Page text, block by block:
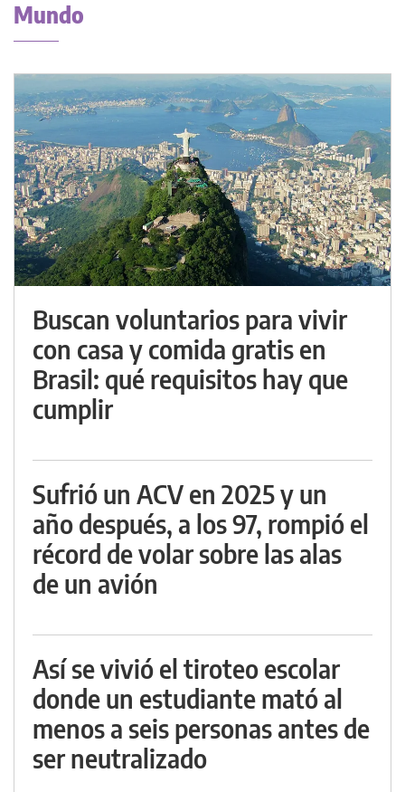
Mundo
Buscan voluntarios para vivir
con casa y comida gratis en
Brasil: qué requisitos hay que
cumplir
Sufrió un ACV en 2025 y un
año después, a los 97, rompió el
récord de volar sobre las alas
de un avión
Así se vivió el tiroteo escolar
donde un estudiante mató al
menos a seis personas antes de
ser neutralizado